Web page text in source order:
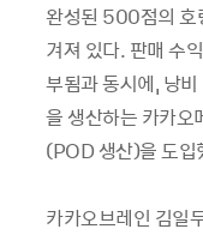
완성된 500점의 호
겨져 있다. 판매 수
부됨과 동시에, 낭
을 생산하는 카카오
(POD 생산)을 도입
카카오브레인 김일